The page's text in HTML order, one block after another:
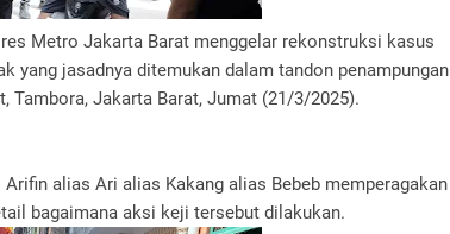
Metro Jakarta Barat menggelar rekonstruksi kasus
yang jasadnya ditemukan dalam tandon penampungan
Tambora, Jakarta Barat, Jumat (21/3/2025).
alias Ari alias Kakang alias Bebeb memperagakan
bagaimana aksi keji tersebut dilakukan.